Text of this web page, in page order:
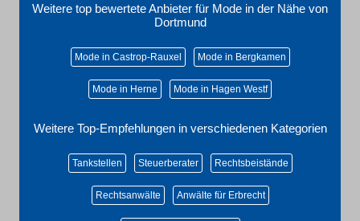
Weitere top bewertete Anbieter für Mode in der Nähe von
Dortmund
Mode in Castrop-Rauxel Mode in Bergkamen
Mode in Herne Mode in Hagen Westf
Weitere Top-Empfehlungen in verschiedenen Kategorien
Tankstellen Steuerberater Rechtsbeistände
Rechtsanwälte Anwälte für Erbrecht